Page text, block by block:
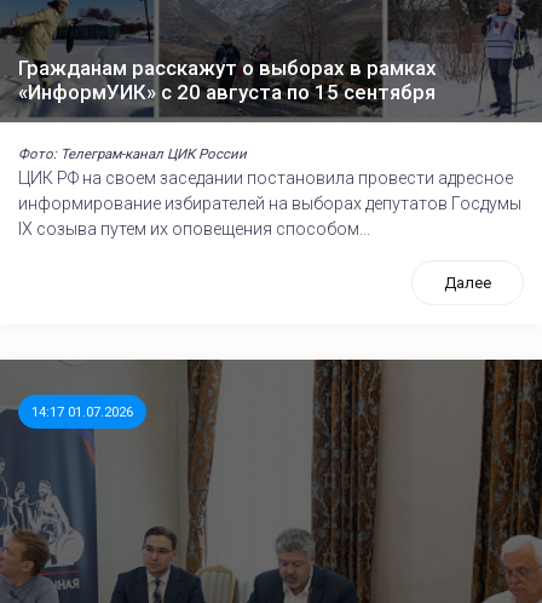
Гражданам расскажут о выборах в рамках
«ИнформУИК» с 20 августа по 15 сентября
Фото: Телеграм-канал ЦИК России
ЦИК РФ на своем заседании постановила провести адресное
информирование избирателей на выборах депутатов Госдумы
IХ созыва путем их оповещения способом...
Далее
14:17 01.07.2026